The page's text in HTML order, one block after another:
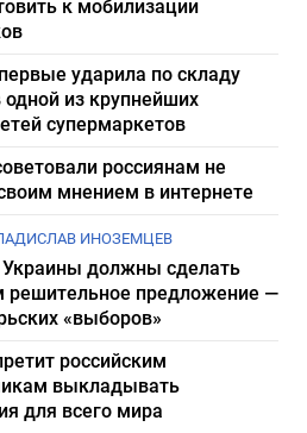
к мобилизации
ударила по складу
одной из крупнейших
супермаркетов
россиянам не
мнением в интернете
ИНОЗЕМЦЕВ
должны сделать
решительное предложение —
«выборов»
российским
выкладывать
для всего мира